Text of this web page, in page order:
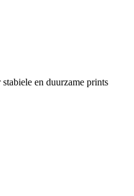
en duurzame prints